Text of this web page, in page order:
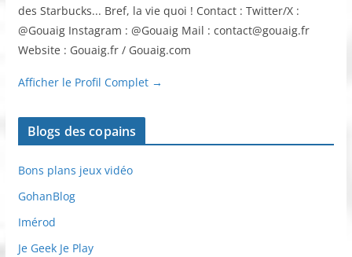
des Starbucks... Bref, la vie quoi ! Contact : Twitter/X :
@Gouaig Instagram : @Gouaig Mail : contact@gouaig.fr
Website : Gouaig.fr / Gouaig.com
Afficher le Profil Complet →
Blogs des copains
Bons plans jeux vidéo
GohanBlog
Imérod
Je Geek Je Play